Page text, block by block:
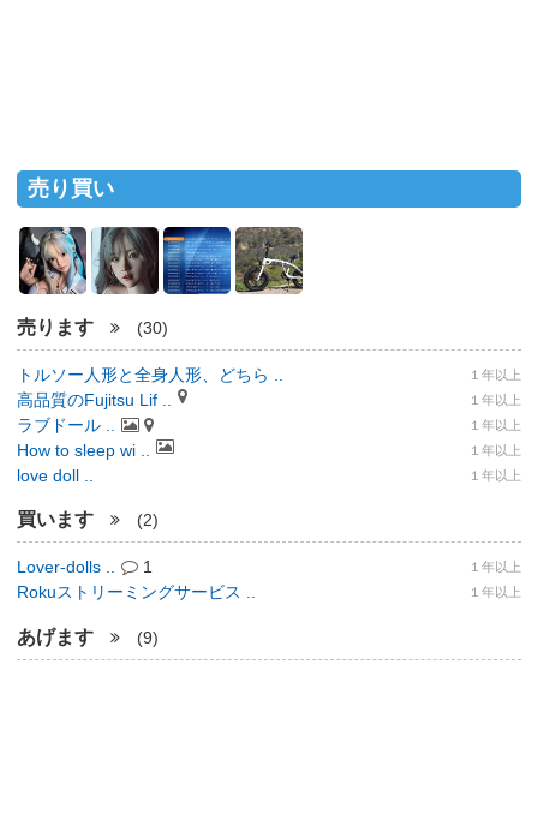
売り買い
売ります (30)
トルソー人形と全身人形、どちら .. １年以上
高品質のFujitsu Lif .. １年以上
ラブドール .. １年以上
How to sleep wi .. １年以上
love doll .. １年以上
買います (2)
Lover-dolls .. 1 １年以上
Rokuストリーミングサービス .. １年以上
あげます (9)